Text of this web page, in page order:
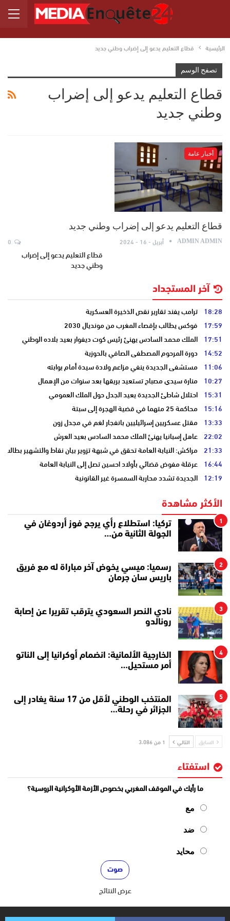
الرئيسية قطاع التعليم يدعو إلى إضراب وطني جديد
تصفح الوسم
قطاع التعليم يدعو إلى إضراب
وطني جديد
أخبار عامة
قطاع التعليم يدعو إلى إضراب وطني جديد
ADMIN ADMIN أبريل - 16 - 2024
قطاع التعليم يدعو إلى إضراب
وطني جديد
آخر المستجداد
18:28 ترامب يفند تقارير نقص الذخيرة العسكرية
17:59 فوكس يطالب بإقصاء المغرب من مونديال 2030
17:51 الملك محمد السادس يهنئ رئيس كوت ديفوار بعيد بلاده الوطني
14:52 دورة المرحوم المصطفى الصافي بالحوزية
11:06 مستشفى الجديدة ينفي مزاعم ولادة سيدة أمام بوابته
10:27 منارة سيدي مصباح تستعيد بريقها بعد سنوات من الإهمال
15:31 احتلال شاطئ الجديدة يعيد الجدل حول الملك العمومي
15:16 محاكمة 25 متهما في قضية الهجرة إلى سبتة
13:33 مقتل عسكريين إسرائيليين بانفجار لغم في مجدل زون
22:02 عاهل إسبانيا يهنئ الملك محمد السادس بعيد العرش
21:33 مراكش: النيابة العامة تحقق في شبهة تزوير بيان نقاط والتشهير بطالب
16:44 عرقلة مفوض قضائي بأولاد احسين تصل إلى النيابة العامة
12:19 الجديدة تشدد محاربة السمسرة غير القانونية
الأكثر مشاهدة
1
تركيا: استطلاع رأي يرجح فوز أردوغان في
الجولة الثانية من…
2
رسميا: ميسي يخوض آخر مباراة له مع فريق
باريس سان جرمان
3
نادي النصر السعودي يترقب تقريرا عن إصابة
رونالدو
4
الخارجية الألمانية: انضمام أوكرانيا إلى الناتو
أمر مستحيل…
5
المنتخب الوطني لأقل من 17 سنة يغادر إلى
الجزائر في رحلة…
السابق التالي 1 من 3٬086
استفتاء
ما رأيك في الموقف المغربي بخصوص الأزمة الأوكرانية الروسية؟
مع
ضد
محايد
عرض النتائج